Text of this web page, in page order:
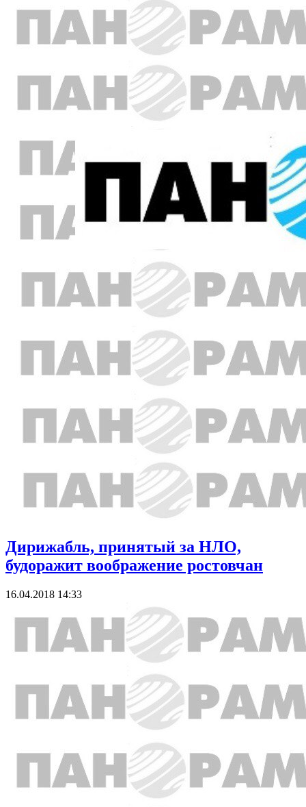
Дирижабль, принятый за НЛО,
будоражит воображение ростовчан
16.04.2018 14:33